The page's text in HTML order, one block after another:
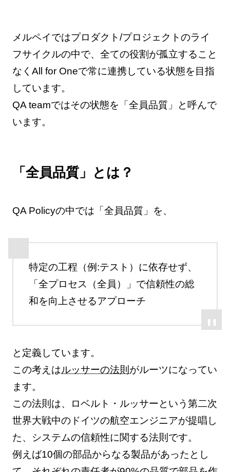
メルペイではプロダクト/プロジェクトのライ
フサイクルの中で、全ての役割が孤立すること
なくAll for Oneで常に連携している状態を目指
しています。
QA teamではその状態を「全員品質」と呼んで
います。
「全員品質」とは？
QA Policyの中では「全員品質」を、
特定の工程（例:テスト）に依存せず、
「全プロセス（全員）」で信頼性の総
和を向上させるアプローチ
と定義しています。
この考えはルッサーの法則 がルーツになってい
ます。
この法則は、ロベルト・ルッサーという第二次
世界大戦中のドイツの航空エンジニアが提唱し
た、システムの信頼性に関する法則です。
例えば10個の部品からなる製品があったとし